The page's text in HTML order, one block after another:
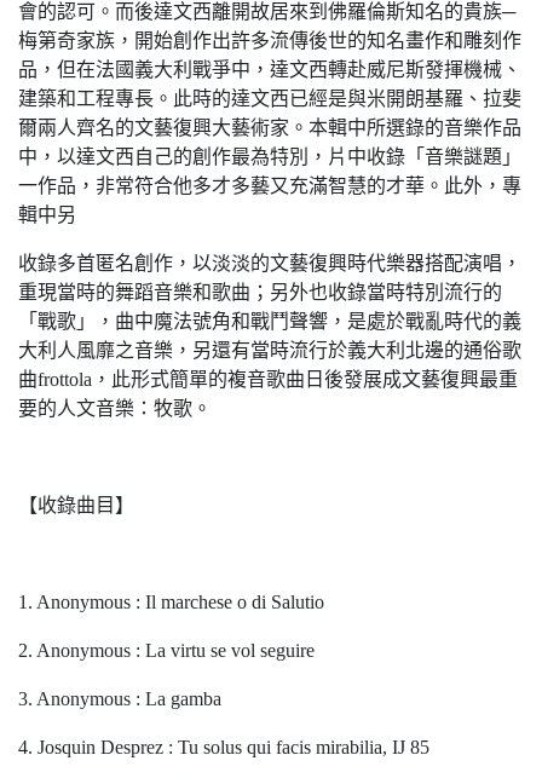
會的認可。而後達文西離開故居來到佛羅倫斯知名的貴族─
梅第奇家族，開始創作出許多流傳後世的知名畫作和雕刻作
品，但在法國義大利戰爭中，達文西轉赴威尼斯發揮機械、
建築和工程專長。此時的達文西已經是與米開朗基羅、拉斐
爾兩人齊名的文藝復興大藝術家。本輯中所選錄的音樂作品
中，以達文西自己的創作最為特別，片中收錄「音樂謎題」
一作品，非常符合他多才多藝又充滿智慧的才華。此外，專
輯中另
收錄多首匿名創作，以淡淡的文藝復興時代樂器搭配演唱，
重現當時的舞蹈音樂和歌曲；另外也收錄當時特別流行的
「戰歌」，曲中魔法號角和戰鬥聲響，是處於戰亂時代的義
大利人風靡之音樂，另還有當時流行於義大利北邊的通俗歌
曲frottola，此形式簡單的複音歌曲日後發展成文藝復興最重
要的人文音樂：牧歌。
【收錄曲目】
1. Anonymous : Il marchese o di Salutio
2. Anonymous : La virtu se vol seguire
3. Anonymous : La gamba
4. Josquin Desprez : Tu solus qui facis mirabilia, IJ 85